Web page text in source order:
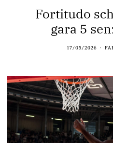
Fortitudo
gara 5
17/05/2026